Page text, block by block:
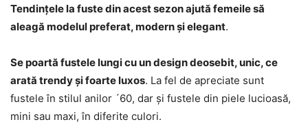
Tendințele la fuste din acest sezon ajută femeile să
aleagă modelul preferat, modern și elegant.
Se poartă fustele lungi cu un design deosebit, unic, ce
arată trendy și foarte luxos. La fel de apreciate sunt
fustele în stilul anilor ´60, dar și fustele din piele lucioasă,
mini sau maxi, în diferite culori.